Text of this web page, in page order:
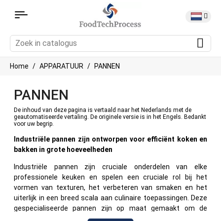
Home APPARATUUR PANNEN
PANNEN
De inhoud van deze pagina is vertaald naar het Nederlands met de
geautomatiseerde vertaling. De originele versie is in het Engels. Bedankt
voor uw begrip.
Industriële pannen zijn ontworpen voor efficiënt koken en
bakken in grote hoeveelheden
Industriële pannen zijn cruciale onderdelen van elke
professionele keuken en spelen een cruciale rol bij het
vormen van texturen, het verbeteren van smaken en het
uiterlijk in een breed scala aan culinaire toepassingen. Deze
gespecialiseerde pannen zijn op maat gemaakt om de
ontberingen van de productie van grote hoeveelheden